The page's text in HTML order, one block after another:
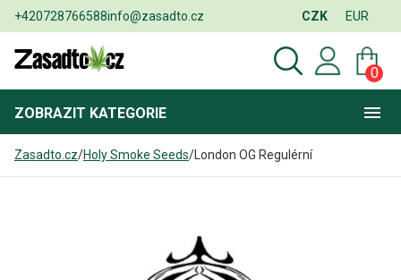
+420728766588info@zasadto.cz CZK EUR
0
ZOBRAZIT KATEGORIE
Zasadto.cz/Holy Smoke Seeds/ London OG Regulérní